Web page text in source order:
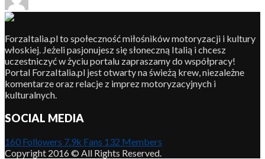
ForzaItalia.pl to społeczność miłośników motoryzacji i kultury
włoskiej. Jeżeli pasjonujesz się słoneczną Italią i chcesz
uczestniczyć w życiu portalu zapraszamy do współpracy!
Portal ForzaItalia.pl jest otwarty na świeżą krew, niezależne
komentarze oraz relacje z imprez motoryzacyjnych i
kulturalnych.
SOCIAL MEDIA
160 Followers 7.9k Fans 132 Members
Copyright 2016 © All Rights Reserved.